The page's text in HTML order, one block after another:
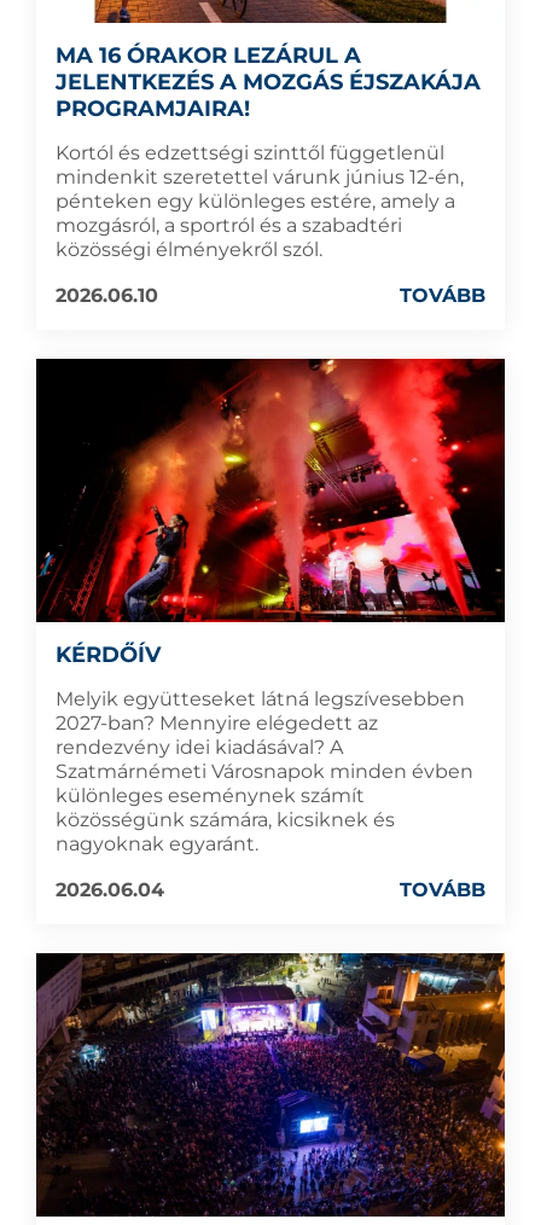
MA 16 ÓRAKOR LEZÁRUL A
JELENTKEZÉS A MOZGÁS ÉJSZAKÁJA
PROGRAMJAIRA!
Kortól és edzettségi szinttől függetlenül
mindenkit szeretettel várunk június 12-én,
pénteken egy különleges estére, amely a
mozgásról, a sportról és a szabadtéri
közösségi élményekről szól.
2026.06.10
TOVÁBB
KÉRDŐÍV
Melyik együtteseket látná legszívesebben
2027-ban? Mennyire elégedett az
rendezvény idei kiadásával? A
Szatmárnémeti Városnapok minden évben
különleges eseménynek számít
közösségünk számára, kicsiknek és
nagyoknak egyaránt.
2026.06.04
TOVÁBB